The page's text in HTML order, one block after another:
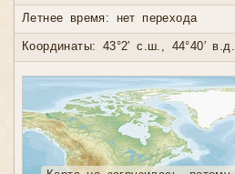
Летнее время: нет перехода
Координаты: 43°2′ с.ш., 44°40′ в.д.